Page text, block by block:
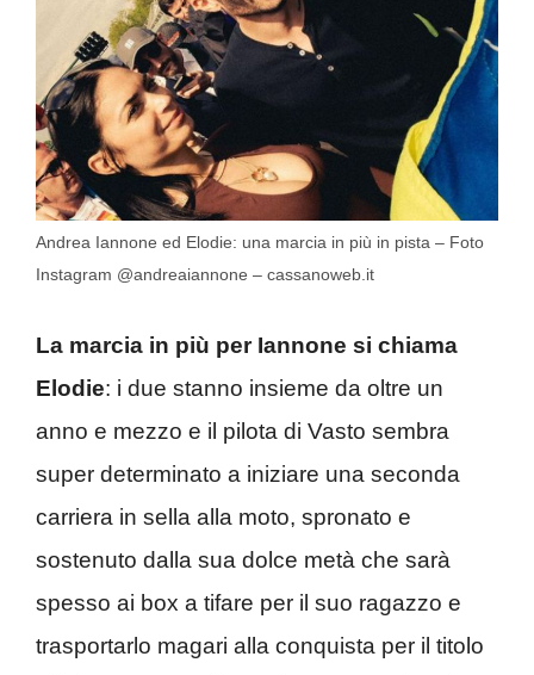
Andrea Iannone ed Elodie: una marcia in più in pista – Foto
Instagram @andreaiannone – cassanoweb.it
La marcia in più per Iannone si chiama
Elodie: i due stanno insieme da oltre un
anno e mezzo e il pilota di Vasto sembra
super determinato a iniziare una seconda
carriera in sella alla moto, spronato e
sostenuto dalla sua dolce metà che sarà
spesso ai box a tifare per il suo ragazzo e
trasportarlo magari alla conquista per il titolo